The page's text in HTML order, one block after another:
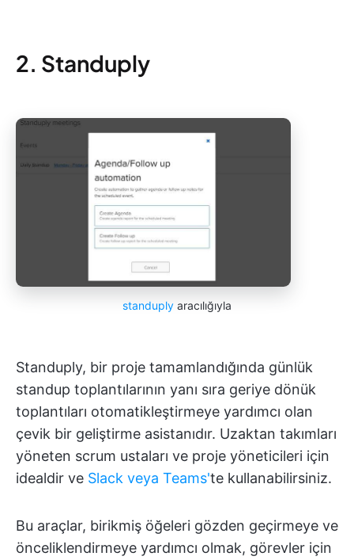
2. Standuply
standuply aracılığıyla
Standuply, bir proje tamamlandığında günlük
standup toplantılarının yanı sıra geriye dönük
toplantıları otomatikleştirmeye yardımcı olan
çevik bir geliştirme asistanıdır. Uzaktan takımları
yöneten scrum ustaları ve proje yöneticileri için
idealdir ve Slack veya Teams'te kullanabilirsiniz.
Bu araçlar, birikmiş öğeleri gözden geçirmeye ve
önceliklendirmeye yardımcı olmak, görevler için